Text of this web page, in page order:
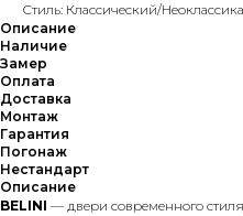
Стиль: Классический/Неоклассика
Описание
Наличие
Замер
Оплата
Доставка
Монтаж
Гарантия
Погонаж
Нестандарт
Описание
BELINI — двери современного